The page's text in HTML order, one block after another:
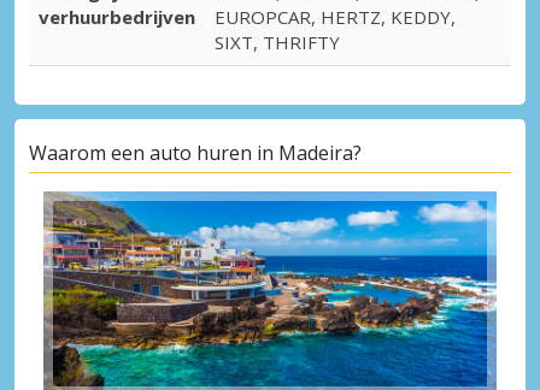
verhuurbedrijven
EUROPCAR, HERTZ, KEDDY,
SIXT, THRIFTY
Waarom een auto huren in Madeira?